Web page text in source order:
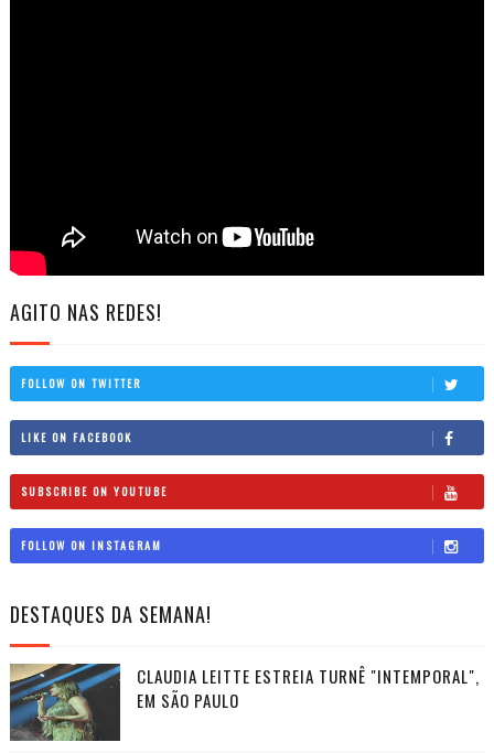
AGITO NAS REDES!
FOLLOW ON TWITTER
LIKE ON FACEBOOK
SUBSCRIBE ON YOUTUBE
FOLLOW ON INSTAGRAM
DESTAQUES DA SEMANA!
CLAUDIA LEITTE ESTREIA TURNÊ "INTEMPORAL",
EM SÃO PAULO